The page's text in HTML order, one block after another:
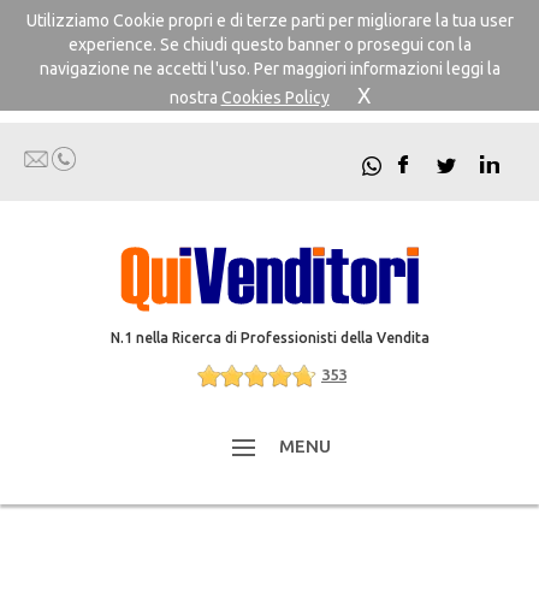
Utilizziamo Cookie propri e di terze parti per migliorare la tua user
experience. Se chiudi questo banner o prosegui con la
navigazione ne accetti l'uso. Per maggiori informazioni leggi la
nostra Cookies Policy X
N.1 nella Ricerca di Professionisti della Vendita
353
MENU